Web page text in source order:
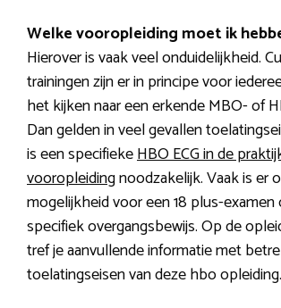
Welke vooropleiding moet ik
Hierover is vaak veel onduidelijkheid.
trainingen zijn er in principe voor
het kijken naar een erkende MBO- of
Dan gelden in veel gevallen
is een specifiekeHBO ECG in de
vooropleidingnoodzakelijk. Vaak is er
mogelijkheid voor een 18 plus-examen
specifiek overgangsbewijs. Op de
tref je aanvullende informatie met
toelatingseisen van deze hbo opleiding.